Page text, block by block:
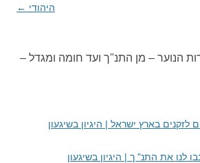
היהודי ←
הנוער – מן התנ"ך ועד חומה ומגדל –
לזקנים בארץ ישראל | היגיון בשיגעון
לנו את התנ" ך | היגיון בשיגעון